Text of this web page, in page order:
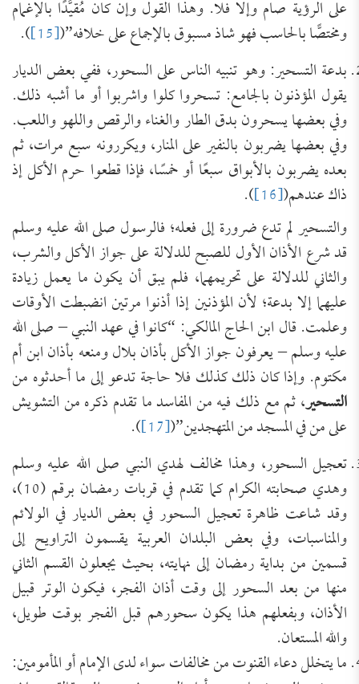
على الرؤية صام وإلا فلا. وهذا القول وإن كان مُقيَّدًا بالإغمام
ومختصًّا بالحاسب فهو شاذ مسبوق بالإجماع على خلافه”([15]
).
بدعة التسحير: وهو تنبيه الناس على السحور، ففي بعض الديار
يقول المؤذنون بالجامع: تسحروا كلوا واشربوا أو ما أشبه ذلك.
وفي بعضها يسحرون بدق الطار والغناء والرقص واللهو واللعب.
وفي بعضها يضربون بالنفير على المنار، ويكررونه سبع مرات، ثم
بعده يضربون بالأبواق سبعًا أو خمسًا، فإذا قطعوا حرم الأكل إذ
ذاك عندهم([16]
).
والتسحير لم تدع ضرورة إلى فعله؛ فالرسول صلى الله عليه وسلم
قد شرع الأذان الأول للصبح للدلالة على جواز الأكل والشرب،
والثاني للدلالة على تحريمهما، فلم يبق أن يكون ما يعمل زيادة
عليهما إلا بدعة؛ لأن المؤذنين إذا أذنوا مرتين انضبطت الأوقات
وعلمت. قال ابن الحاج المالكي: “كانوا في عهد النبي – صلى الله
عليه وسلم – يعرفون جواز الأكل بأذان بلال ومنعه بأذان ابن أم
مكتوم. وإذا كان ذلك كذلك فلا حاجة تدعو إلى ما أحدثوه من
التسحير، ثم مع ذلك فيه من المفاسد ما تقدم ذكره من التشويش
على من في المسجد من المتهجدين”([17]
).
تعجيل السحور، وهذا مخالف لهدي النبي صلى الله عليه وسلم
وهدي صحابته الكرام كما تقدم في قربات رمضان برقم (10)،
وقد شاعت ظاهرة تعجيل السحور في بعض الديار في الولائم
والمناسبات، وفي بعض البلدان العربية يقسمون التراويح إلى
قسمين من بداية رمضان إلى نهايته، بحيث يجعلون القسم الثاني
منها من بعد السحور إلى وقت أذان الفجر، فيكون الوتر قبيل
الأذان، وبفعلهم هذا يكون سحورهم قبل الفجر بوقت طويل،
والله المستعان.
ما يتخلل دعاء القنوت من مخالفات سواء لدى الإمام أو المأمومين: